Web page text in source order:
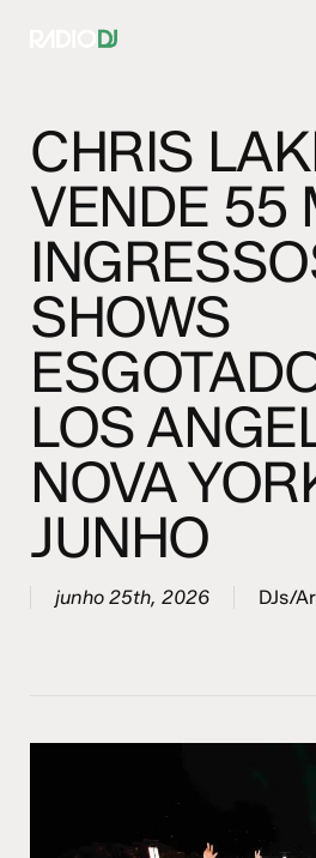
CHRIS
VENDE 55
SHOWS
LOS
NOVA
JUNHO
junho 25th, 2026 DJs/